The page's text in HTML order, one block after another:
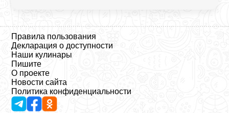
Правила пользования
Декларация о доступности
Наши кулинары
Пишите
О проекте
Новости сайта
Политика конфиденциальности